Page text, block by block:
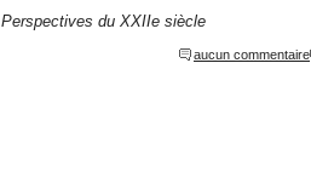
Perspectives du XXIIe siècle
aucun commentaire